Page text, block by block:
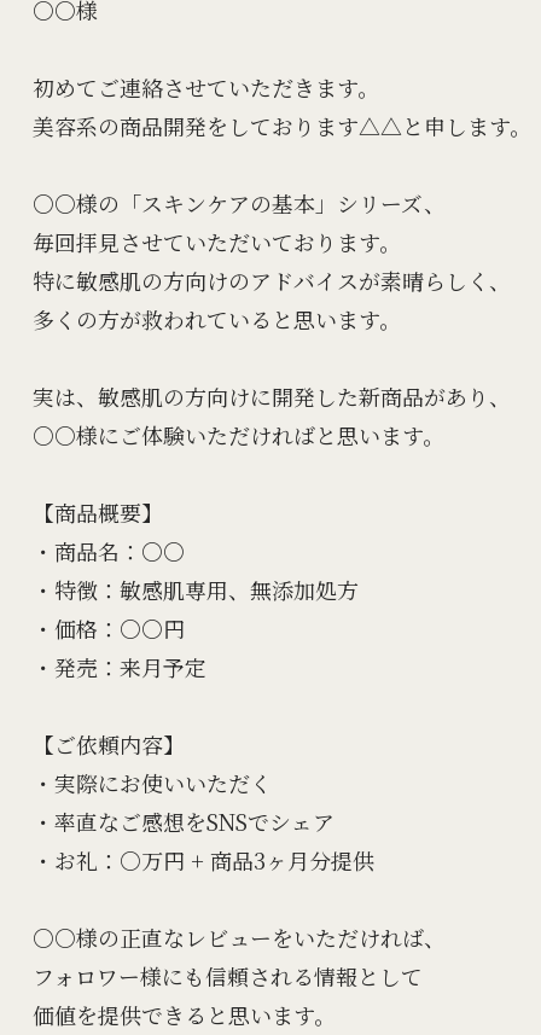
○○様
初めてご連絡させていただきます。
美容系の商品開発をしております△△と申します。
○○様の「スキンケアの基本」シリーズ、
毎回拝見させていただいております。
特に敏感肌の方向けのアドバイスが素晴らしく、
多くの方が救われていると思います。
実は、敏感肌の方向けに開発した新商品があり、
○○様にご体験いただければと思います。
【商品概要】
・商品名：○○
・特徴：敏感肌専用、無添加処方
・価格：○○円
・発売：来月予定
【ご依頼内容】
・実際にお使いいただく
・率直なご感想をSNSでシェア
・お礼：○万円 + 商品3ヶ月分提供
○○様の正直なレビューをいただければ、
フォロワー様にも信頼される情報として
価値を提供できると思います。